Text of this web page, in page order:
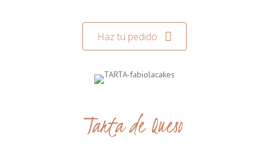
Haz tu pedido
Tarta de Queso